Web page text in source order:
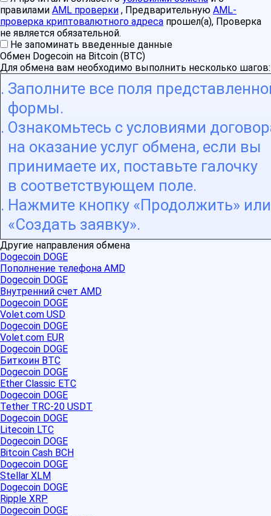
правилами AML проверки , Предварительную AML-
проверка криптовалютного адреса прошел(а), Проверка
не является обязательной.
Не запоминать введенные данные
Обмен Dogecoin на Bitcoin (BTC)
Для обмена вам необходимо выполнить несколько шагов:
Заполните все поля
формы.
Ознакомьтесь с условиями
на оказание услуг обмена, если вы
принимаете их, поставьте галочку
в соответствующем поле.
Нажмите кнопку «Продолжить» или
«Создать заявку».
Другие направления обмена
Dogecoin DOGE
Пополнение телефона AMD
Dogecoin DOGE
Внутренний счет AMD
Dogecoin DOGE
Volet.com USD
Dogecoin DOGE
Volet.com EUR
Dogecoin DOGE
Биткоин BTC
Dogecoin DOGE
Ether Classic ETC
Dogecoin DOGE
Tether TRC-20 USDT
Dogecoin DOGE
Litecoin LTC
Dogecoin DOGE
Bitcoin Cash BCH
Dogecoin DOGE
Stellar XLM
Dogecoin DOGE
Ripple XRP
Dogecoin DOGE